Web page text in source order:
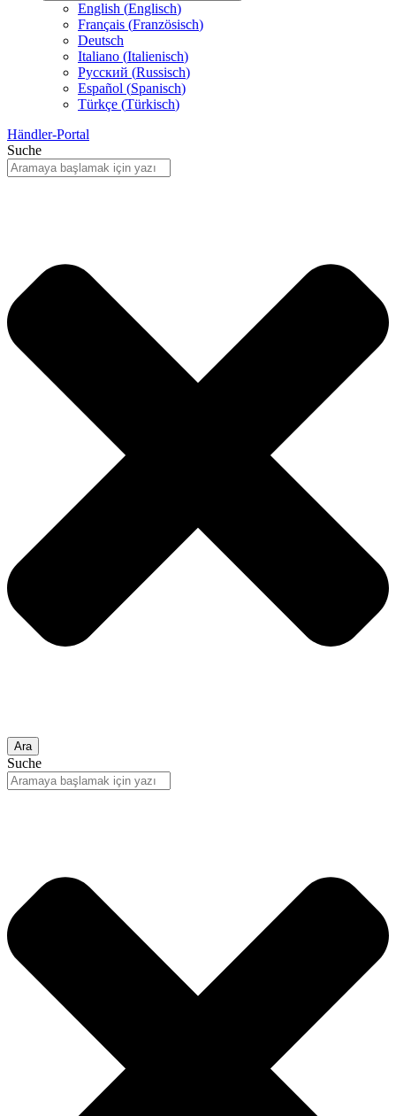
English (Englisch)
Français (Französisch)
Deutsch
Italiano (Italienisch)
Русский (Russisch)
Español (Spanisch)
Türkçe (Türkisch)
Händler-Portal
Suche
Ara
Suche